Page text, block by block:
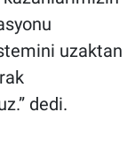
uzaktan
dedi.